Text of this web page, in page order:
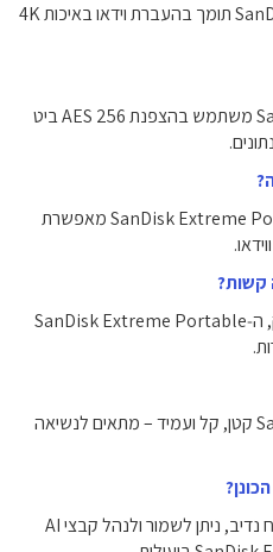
כן, ה‑SanDisk Extreme Portable SSD תומך בהעברת וידאו באיכות 4K
ה‑SanDisk Extreme Portable SSD משתמש בהצפנת AES 256 ביט
המהירות הגבוהה של ה‑SanDisk Extreme Portable SSD מאפשרת
קשות?
כן, בזכות עמידות לנפילות, מים ואבק, ה‑SanDisk Extreme Portable
ה‑SanDisk Extreme Portable SSD קטן, קל ועמיד – מתאים לנשיאה
באמצעות מהירות העברה גבוהה ונפח נדיב, ניתן לשמור ולנהל קבצי AI